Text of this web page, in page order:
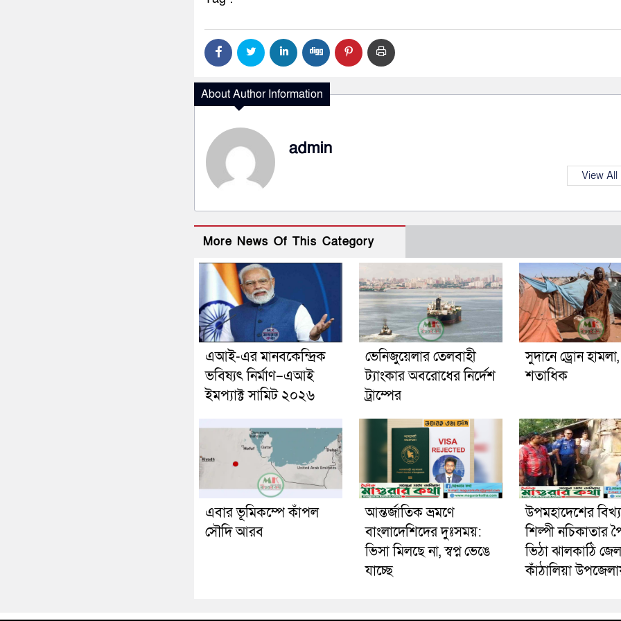
About Author Information
admin
View All
More News Of This Category
এআই-এর মানবকেন্দ্রিক
ভবিষ্যৎ নির্মাণ–এআই
ইমপ্যাক্ট সামিট ২০২৬
ভেনিজুয়েলার তেলবাহী
ট্যাংকার অবরোধের নির্দেশ
ট্রাম্পের
সুদানে ড্রোন
শতাধিক
এবার ভূমিকম্পে কাঁপল
সৌদি আরব
আন্তর্জাতিক ভ্রমণে
বাংলাদেশিদের দুঃসময়:
ভিসা মিলছে না, স্বপ্ন ভেঙে
যাচ্ছে
উপমহাদেশের
শিল্পী নচিকাতার
ভিঠা ঝালকাঠি
কাঁঠালিয়া